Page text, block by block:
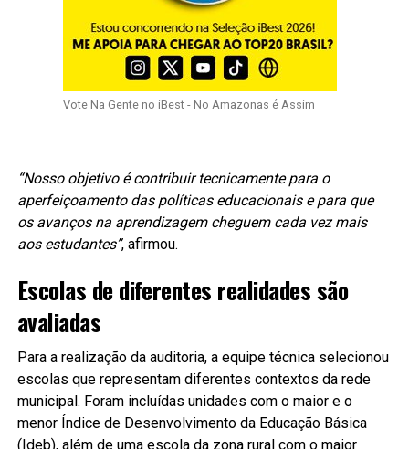
Vote Na Gente no iBest - No Amazonas é Assim
“Nosso objetivo é contribuir tecnicamente para o
aperfeiçoamento das políticas educacionais e para que
os avanços na aprendizagem cheguem cada vez mais
aos estudantes”, afirmou.
Escolas de diferentes realidades são
avaliadas
Para a realização da auditoria, a equipe técnica selecionou
escolas que representam diferentes contextos da rede
municipal. Foram incluídas unidades com o maior e o
menor Índice de Desenvolvimento da Educação Básica
(Ideb), além de uma escola da zona rural com o maior